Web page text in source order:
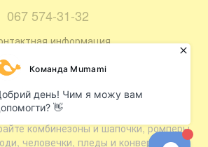
067 574-31-32
информация
Полная версия сайта
Карта сайта
© 2016—2026
комбинезоны и шапочки, ромперы,
человечки, пледы и конверты.